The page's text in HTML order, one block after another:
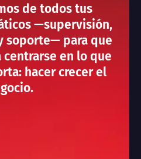
de todos tus
—supervisión,
soporte— para que
en lo que
hacer crecer el